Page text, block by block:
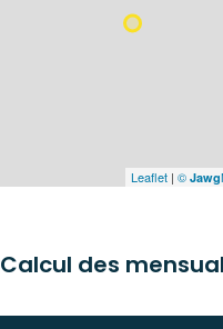
Leaflet | © Jawg
Calcul des